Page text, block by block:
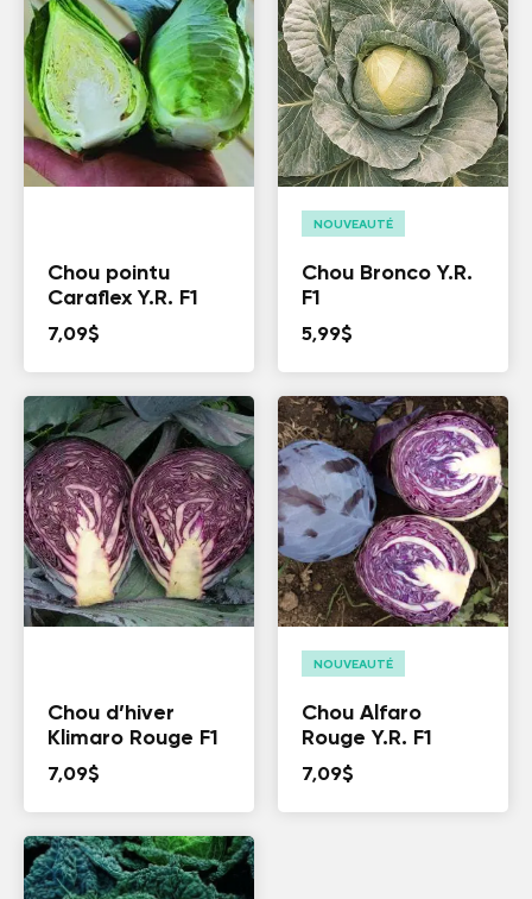
Chou pointu
Caraflex Y.R. F1
7,09$
NOUVEAUTÉ
Chou Bronco Y.R.
F1
5,99$
Chou d’hiver
Klimaro Rouge F1
7,09$
NOUVEAUTÉ
Chou Alfaro
Rouge Y.R. F1
7,09$